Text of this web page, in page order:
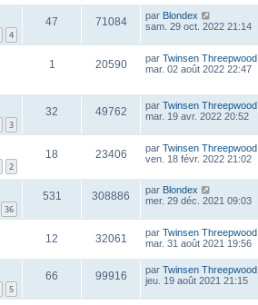
4
47 71084 par Blondex
sam. 29 oct. 2022 21:14
1 20590 par Twinsen Threepwood
mar. 02 août 2022 22:47
3
32 49762 par Twinsen Threepwood
mar. 19 avr. 2022 20:52
2
18 23406 par Twinsen Threepwood
ven. 18 févr. 2022 21:02
36
531 308886 par Blondex
mer. 29 déc. 2021 09:03
12 32061 par Twinsen Threepwood
mar. 31 août 2021 19:56
5
66 99916 par Twinsen Threepwood
jeu. 19 août 2021 21:15